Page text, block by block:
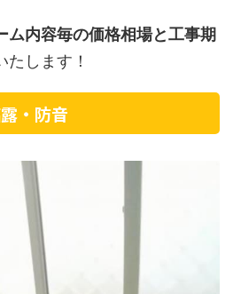
ム内容毎の価格相場と工事期
します！
・防音